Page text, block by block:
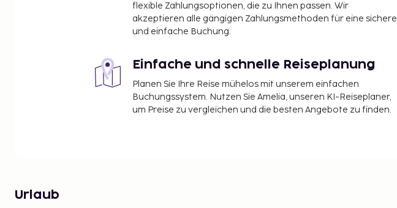
flexible Zahlungsoptionen, die zu Ihnen passen. Wir
akzeptieren alle gängigen Zahlungsmethoden für eine sichere
und einfache Buchung.
Einfache und schnelle Reiseplanung
Planen Sie Ihre Reise mühelos mit unserem einfachen
Buchungssystem. Nutzen Sie Amelia, unseren KI-Reiseplaner,
um Preise zu vergleichen und die besten Angebote zu finden.
Urlaub